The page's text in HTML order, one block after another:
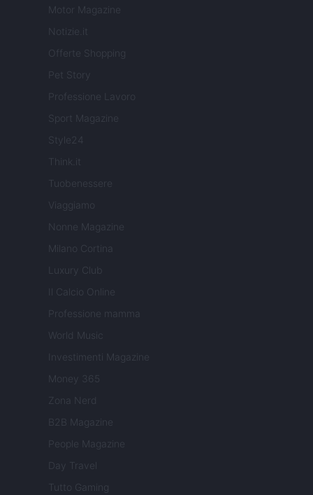
Motor Magazine
Notizie.it
Offerte Shopping
Pet Story
Professione Lavoro
Sport Magazine
Style24
Think.it
Tuobenessere
Viaggiamo
Nonne Magazine
Milano Cortina
Luxury Club
Il Calcio Online
Professione mamma
World Music
Investimenti Magazine
Money 365
Zona Nerd
B2B Magazine
People Magazine
Day Travel
Tutto Gaming